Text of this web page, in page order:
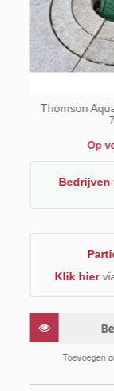
Zeisenstrijker
Op
Bedrijvenvia
Klik hiervia
Toevoegen om te